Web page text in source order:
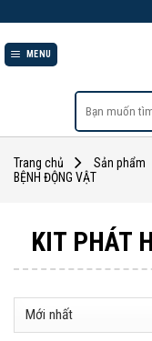
content
MENU
kiếm:
Trang chủ Sản phẩm
BỆNH ĐỘNG VẬT
KIT PHÁT